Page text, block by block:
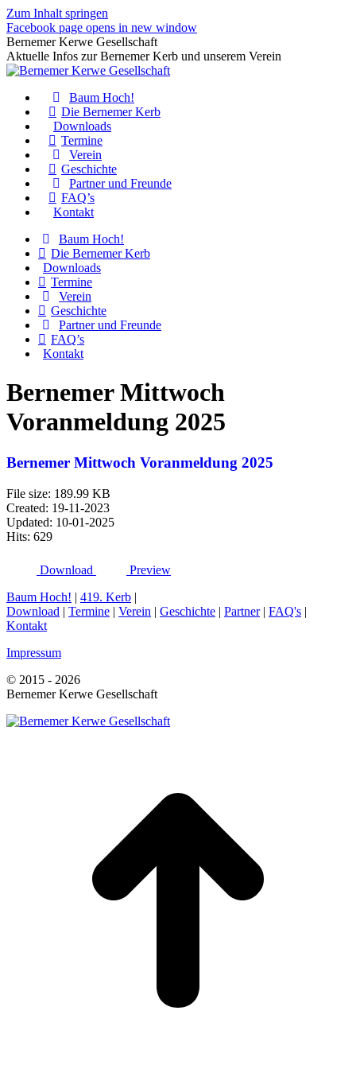
Zum Inhalt springen
Facebook page opens in new window
Bernemer Kerwe Gesellschaft
Aktuelle Infos zur Bernemer Kerb und unserem Verein
Baum Hoch!
Die Bernemer Kerb
Downloads
Termine
Verein
Geschichte
Partner und Freunde
FAQ’s
Kontakt
Baum Hoch!
Die Bernemer Kerb
Downloads
Termine
Verein
Geschichte
Partner und Freunde
FAQ’s
Kontakt
Bernemer Mittwoch
Voranmeldung 2025
Bernemer Mittwoch Voranmeldung 2025
File size: 189.99 KB
Created: 19-11-2023
Updated: 10-01-2025
Hits: 629
Download
Preview
Baum Hoch! | 419. Kerb |
Download | Termine | Verein | Geschichte | Partner| FAQ's |
Kontakt
Impressum
© 2015 - 2026
Bernemer Kerwe Gesellschaft